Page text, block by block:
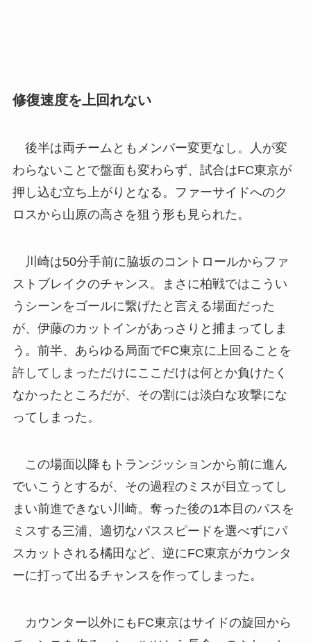
修復速度を上回れない
後半は両チームともメンバー変更なし。人が変
わらないことで盤面も変わらず、試合はFC東京が
押し込む立ち上がりとなる。ファーサイドへのク
ロスから山原の高さを狙う形も見られた。
川崎は50分手前に脇坂のコントロールからファ
ストブレイクのチャンス。まさに柏戦ではこうい
うシーンをゴールに繋げたと言える場面だった
が、伊藤のカットインがあっさりと捕まってしま
う。前半、あらゆる局面でFC東京に上回ることを
許してしまっただけにここだけは何とか負けたく
なかったところだが、その割には淡白な攻撃にな
ってしまった。
この場面以降もトランジッションから前に進ん
でいこうとするが、その過程のミスが目立ってし
まい前進できない川崎。奪った後の1本目のパスを
ミスする三浦、適切なパススピードを選べずにパ
スカットされる橘田など、逆にFC東京がカウンタ
ーに打って出るチャンスを作ってしまった。
カウンター以外にもFC東京はサイドの旋回から